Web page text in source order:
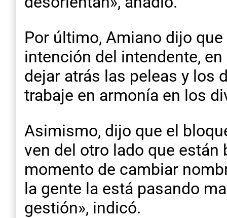
Por último, Amiano dijo
intención del intendente,
dejar atrás las peleas y los
trabaje en armonía en los
Asimismo, dijo que el
ven del otro lado que están
momento de cambiar
la gente la está pasando
gestión», indicó.